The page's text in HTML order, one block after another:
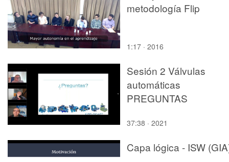
metodología Flip
1:17 · 2016
Sesión 2 Válvulas
automáticas
PREGUNTAS
37:38 · 2021
Capa lógica - ISW